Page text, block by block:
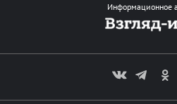
Информационное